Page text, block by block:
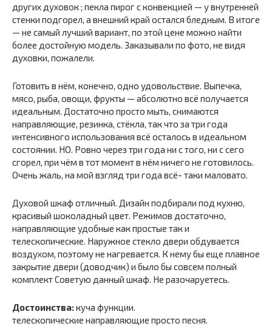
других духовок ; пекла пирог с конвекцией — у внутренней
стенки подгорел, а внешний край остался бледным. В итоге
— не самый лучший вариант, по этой цене можно найти
более достойную модель. Заказывали по фото, не видя
духовки, пожалели.
Готовить в нём, конечно, одно удовольствие. Выпечка,
мясо, рыба, овощи, фрукты — абсолютно всё получается
идеальным. Достаточно просто мыть, снимаются
направляющие, резинка, стёкла, так что за три года
интенсивного использования всё осталось в идеальном
состоянии. НО. Ровно через три года ни с того, ни с сего
сгорел, при чём в тот момент в нём ничего не готовилось.
Очень жаль, на мой взгляд три года всё- таки маловато.
Духовой шкаф отличный. Дизайн подбирали под кухню,
красивый шоколадный цвет. Режимов достаточно,
направляющие удобные как простые так и
телескопические. Наружное стекло двери обдувается
воздухом, поэтому не нагревается. К нему бы еще плавное
закрытие двери (доводчик) и было бы совсем полный
комплект Советую данный шкаф. Не разочаруетесь.
Достоинства:куча функции.
телескопические направляющие просто песня.